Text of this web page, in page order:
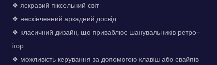
❖ яскравий піксельний світ
❖ нескінченний аркадний досвід
❖ класичний дизайн, що приваблює шанувальників ретро-
ігор
❖ можливість керування за допомогою клавіш або свайпів